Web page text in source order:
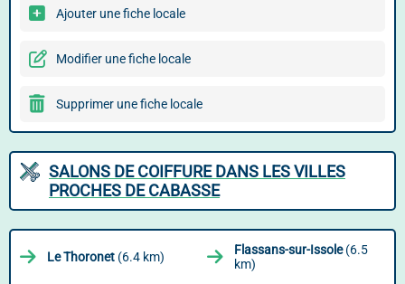
Ajouter une fiche locale
Modifier une fiche locale
Supprimer une fiche locale
SALONS DE COIFFURE DANS LES VILLES
PROCHES DE CABASSE
Le Thoronet (6.4 km) Flassans-sur-Issole(6.5
km)